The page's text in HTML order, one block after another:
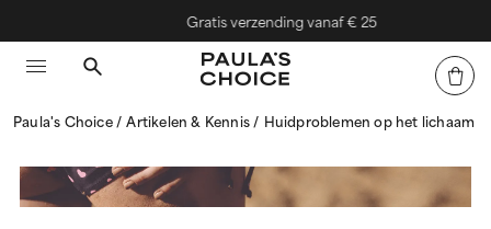
Gratis verzending vanaf € 25
Paula's Choice Artikelen & Kennis Huidproblemen op het lichaam